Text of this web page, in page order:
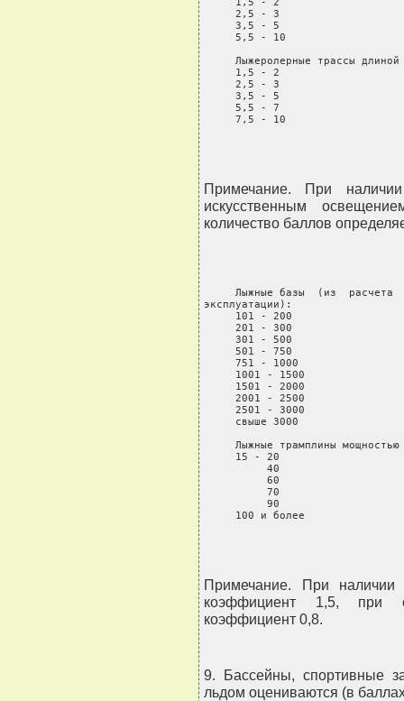
2,5 - 3
3,5 - 5
5,5 - 10
Лыжеролерные трассы длиной
1,5 - 2
2,5 - 3
3,5 - 5
5,5 - 7
7,5 - 10
Примечание. При
искусственным
количество баллов
Лыжные базы  (из  расчета
эксплуатации):
101 - 200
201 - 300
301 - 500
501 - 750
751 - 1000
1001 - 1500
1501 - 2000
2001 - 2500
2501 - 3000
свыше 3000
Лыжные трамплины мощностью
15 - 20
40
60
70
90
100 и более
Примечание. При наличии
коэффициент 1,5, при
коэффициент 0,8.
9. Бассейны, спортивные
льдом оцениваются (в